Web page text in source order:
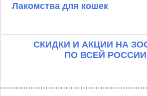
Лакомства для кошек
СКИДКИ И АКЦИИ НА
ПО ВСЕЙ РОССИИ